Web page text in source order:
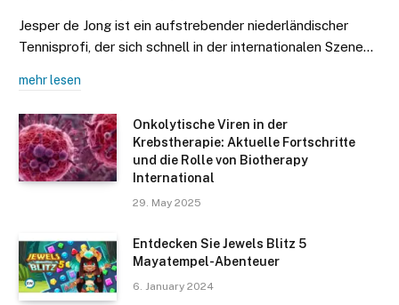
Jesper de Jong ist ein aufstrebender niederländischer
Tennisprofi, der sich schnell in der internationalen Szene…
mehr lesen
Onkolytische Viren in der
Krebstherapie: Aktuelle Fortschritte
und die Rolle von Biotherapy
International
29. May 2025
Entdecken Sie Jewels Blitz 5
Mayatempel-Abenteuer
6. January 2024